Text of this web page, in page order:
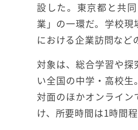
設した。東京都と共
業」の一環だ。学校
における企業訪問など
対象は、総合学習や
い全国の中学・高校生
対面のほかオンライ
け、所要時間は1時間